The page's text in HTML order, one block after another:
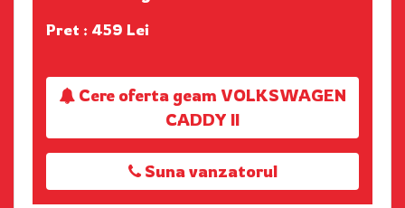
Pret : 459 Lei
Cere oferta geam VOLKSWAGEN
CADDY II
Suna vanzatorul